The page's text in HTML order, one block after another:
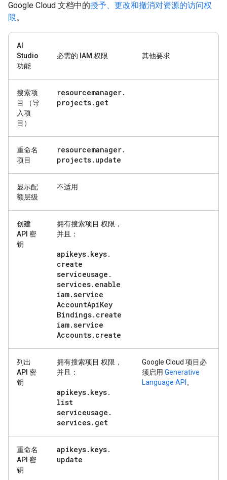
Google Cloud 文档中的授予、更改和撤消对资源的访问权
限。
AI
Studio
功能
必需的 IAM 权限 其他要求
搜索项
目
（导
入项
目）
resourcemanager.
projects. get
重命名
项目
resourcemanager.
projects. update
显示配
额层级
不适用
创建
API 密
钥
拥有搜索项目 权限，
并且：
apikeys. keys.
create
serviceusage .
services. enable
iam.service
AccountApiKey
Bindings. create
iam.service
Accounts. create
列出
API 密
钥
拥有搜索项目 权限，
并且：
apikeys. keys.
list
serviceusage .
services. get
Google Cloud 项目必
须启用 Generative
Language API 。
重命名
API 密
钥
apikeys. keys.
update